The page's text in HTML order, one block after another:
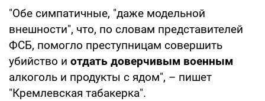
"Обе симпатичные, "даже модельной
внешности", что, по словам представителей
ФСБ, помогло преступницам совершить
убийство и отдать доверчивым военным
алкоголь и продукты с ядом", – пишет
"Кремлевская табакерка".